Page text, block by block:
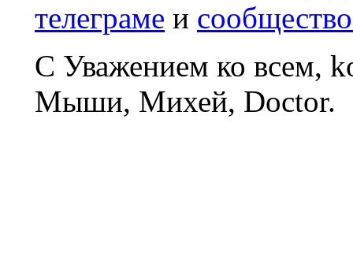
телеграме и
С Уважением ко всем,
Мыши, Михей, Doctor.